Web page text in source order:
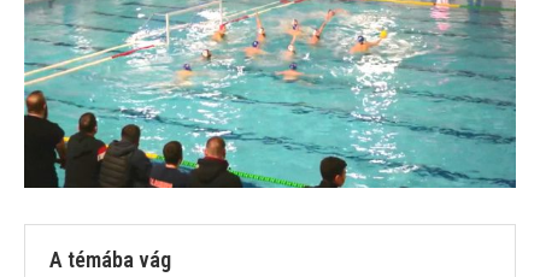
A témába vág